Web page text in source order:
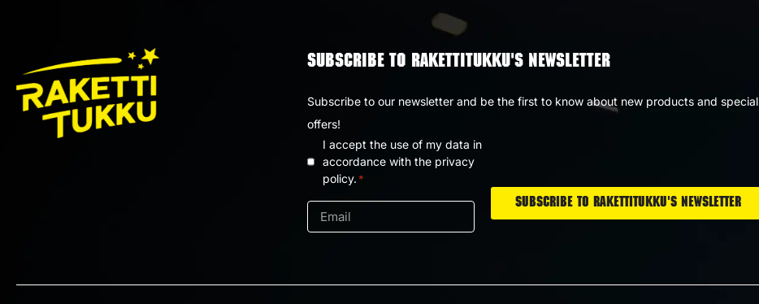
SUBSCRIBE TO RAKETTITUKKU'S NEWSLETTER
Subscribe to our newsletter and be the first to know about new products and special
offers!
Privacy
policy
*
I accept the use of my data in
accordance with the privacy
policy. *
Email